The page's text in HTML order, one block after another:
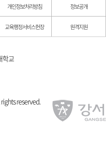
개인정보처리방침 정보공개
교육행정서비스헌장 원격지원
학교
reserved.